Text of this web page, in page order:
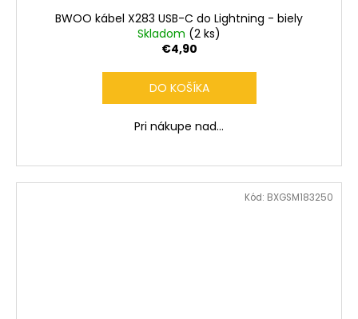
BWOO kábel X283 USB-C do Lightning - biely
Skladom (2 ks)
€4,90
DO KOŠÍKA
Pri nákupe nad...
Kód: BXGSM183250